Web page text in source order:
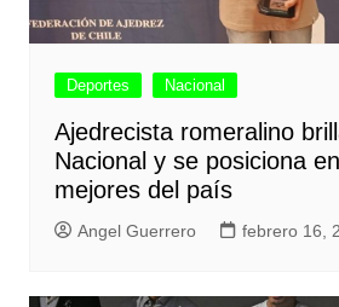
Deportes Nacional
Ajedrecista romeralino
Nacional y se posiciona
mejores del país
Angel Guerrero febrero 16,